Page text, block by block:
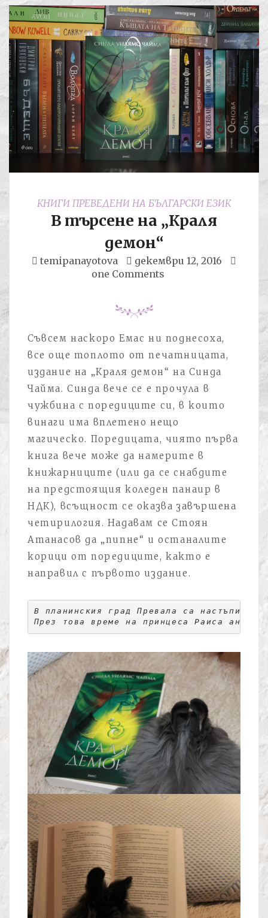
КНИГИ ПРЕВЕДЕНИ НА БЪЛГАРСКИ ЕЗИК
В търсене на „Краля
демон“
temipanayotova
декември 12, 2016
one Comments
Съвсем наскоро Емас ни поднесоха,
все още топлото от печатницата,
издание на „Краля демон“ на Синда
Чайма. Синда вече се е прочула в
чужбина с поредиците си, в които
винаги има вплетено нещо
магическо. Поредицата, чиято първа
книга вече може да намерите в
книжарниците (или да се снабдите
на предстоящия коледен панаир в
НДК), всъщност се оказва завършена
четирилогия. Надавам се Стоян
Атанасов да „пипне“ и останалите
корици от поредиците, както е
направил с първото издание.
В планинския град Превала са
През това време на принцеса Раиса